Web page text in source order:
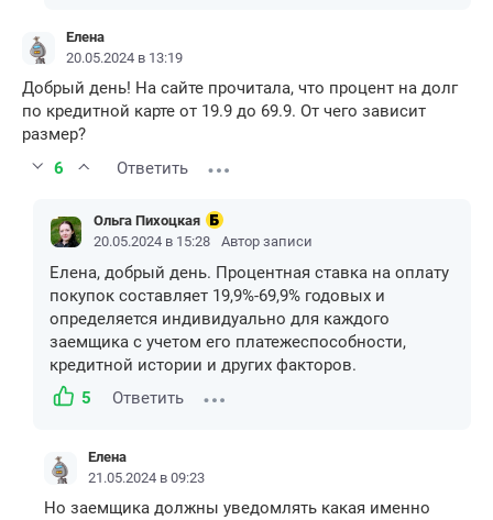
Елена
20.05.2024 в 13:19
Добрый день! На сайте прочитала, что процент на долг
по кредитной карте от 19.9 до 69.9. От чего зависит
размер?
6
Ответить
Ольга Пихоцкая
20.05.2024 в 15:28
Автор записи
Елена, добрый день. Процентная ставка на оплату
покупок составляет 19,9%-69,9% годовых и
определяется индивидуально для каждого
заемщика с учетом его платежеспособности,
кредитной истории и других факторов.
5
Ответить
Елена
21.05.2024 в 09:23
Но заемщика должны уведомлять какая именно